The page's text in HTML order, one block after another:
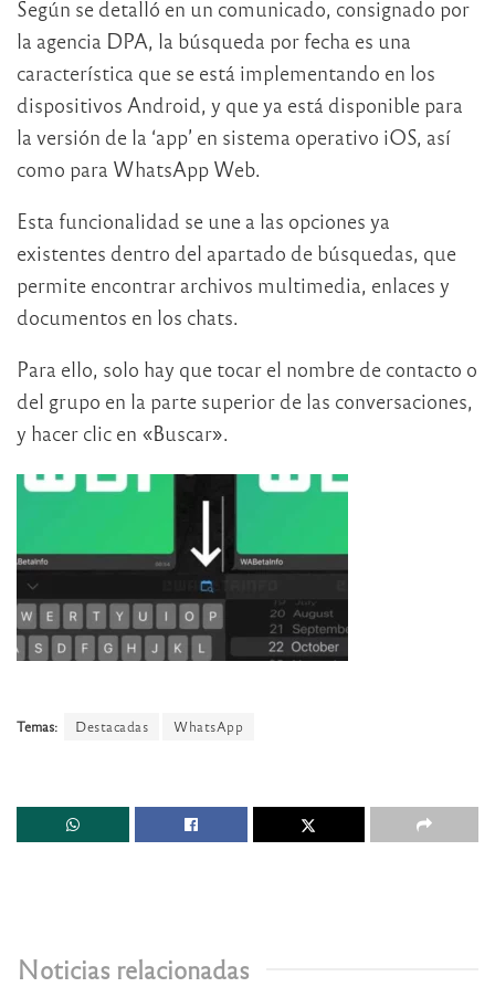
Según se detalló en un comunicado, consignado por
la agencia DPA, la búsqueda por fecha es una
característica que se está implementando en los
dispositivos Android, y que ya está disponible para
la versión de la ‘app’ en sistema operativo iOS, así
como para WhatsApp Web.
Esta funcionalidad se une a las opciones ya
existentes dentro del apartado de búsquedas, que
permite encontrar archivos multimedia, enlaces y
documentos en los chats.
Para ello, solo hay que tocar el nombre de contacto o
del grupo en la parte superior de las conversaciones,
y hacer clic en «Buscar».
Temas: Destacadas WhatsApp
Noticias relacionadas